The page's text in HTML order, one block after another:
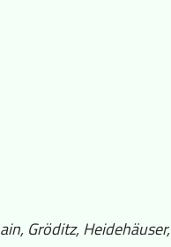
Gröditz, Heidehäuser,